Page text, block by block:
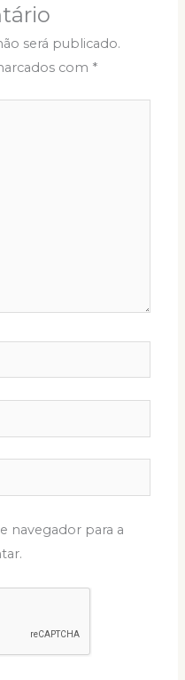
será publicado.
com *
navegador para a